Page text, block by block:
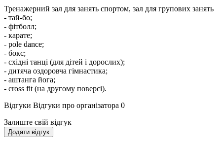
Тренажерний зал для занять спортом, зал для групових занять
- тай-бо;
- фітболл;
- карате;
- pole dance;
- бокс;
- східні танці (для дітей і дорослих);
- дитяча оздоровча гімнастика;
- аштанга йога;
- cross fit (на другому поверсі).
Відгуки Відгуки про організатора 0
Залиште свій відгук
Додати відгук